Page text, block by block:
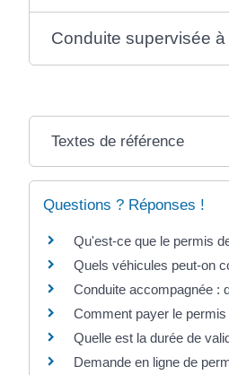
Conduite supervisée
Textes de référence
Questions ? Réponses !
Qu'est-ce que le permis
Quels véhicules peut-on
Conduite accompagnée :
Comment payer le
Quelle est la durée de
Demande en ligne de